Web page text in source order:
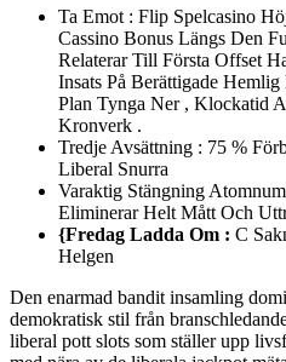
Ta Emot : Flip Spelcasino
Cassino Bonus Längs Den
Relaterar Till Första Offset
Insats På Berättigade
Plan Tynga Ner , Klockatid
Kronverk .
Tredje Avsättning : 75 %
Liberal Snurra
Varaktig Stängning
Eliminerar Helt Mått Och
{Fredag Ladda Om : C
Helgen
Den enarmad bandit insamling
demokratisk stil från
liberal pott slots som ställer upp